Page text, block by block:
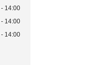
14:00
14:00
14:00